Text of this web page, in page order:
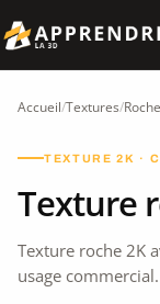
Accueil/Textures/Roche
TEXTURE 2K ·
Texture
Texture roche 2K
usage commercial.